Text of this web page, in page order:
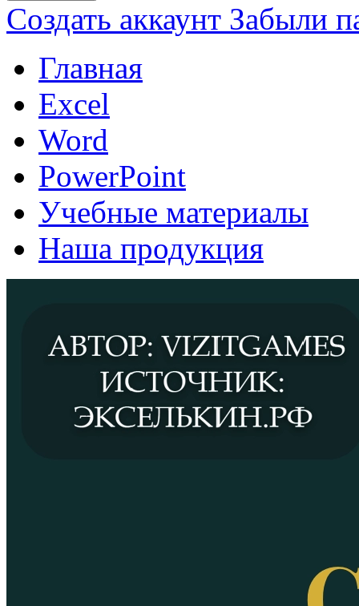
Создать аккаунт Забыли
Главная
Excel
Word
PowerPoint
Учебные материалы
Наша продукция